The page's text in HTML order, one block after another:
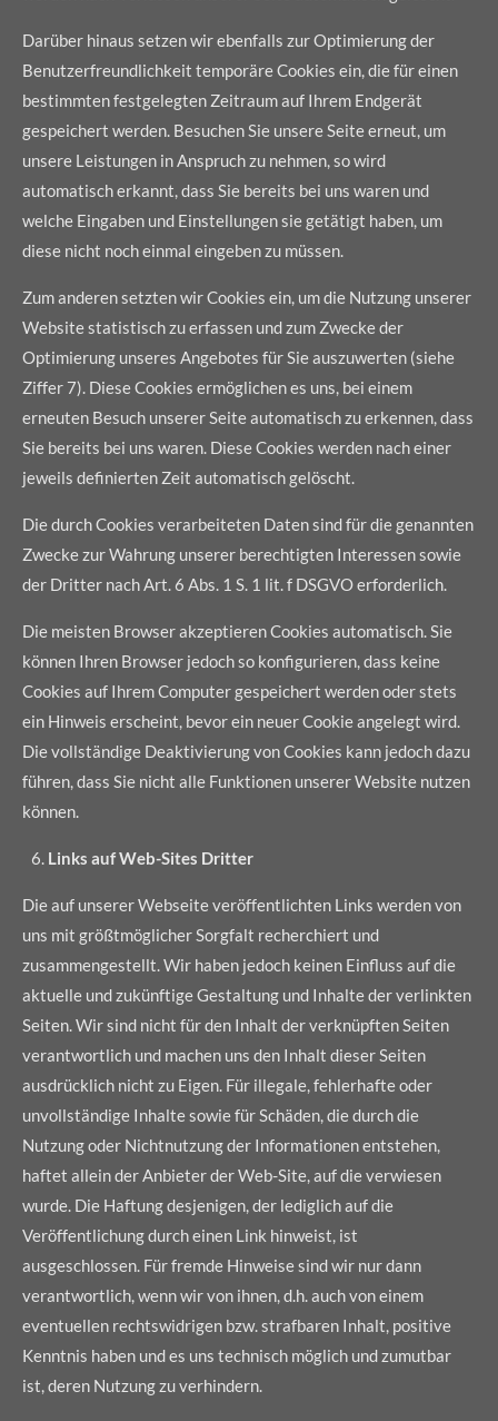
Darüber hinaus setzen wir ebenfalls zur Optimierung der
Benutzerfreundlichkeit temporäre Cookies ein, die für einen
bestimmten festgelegten Zeitraum auf Ihrem Endgerät
gespeichert werden. Besuchen Sie unsere Seite erneut, um
unsere Leistungen in Anspruch zu nehmen, so wird
automatisch erkannt, dass Sie bereits bei uns waren und
welche Eingaben und Einstellungen sie getätigt haben, um
diese nicht noch einmal eingeben zu müssen.
Zum anderen setzten wir Cookies ein, um die Nutzung unserer
Website statistisch zu erfassen und zum Zwecke der
Optimierung unseres Angebotes für Sie auszuwerten (siehe
Ziffer 7). Diese Cookies ermöglichen es uns, bei einem
erneuten Besuch unserer Seite automatisch zu erkennen, dass
Sie bereits bei uns waren. Diese Cookies werden nach einer
jeweils definierten Zeit automatisch gelöscht.
Die durch Cookies verarbeiteten Daten sind für die genannten
Zwecke zur Wahrung unserer berechtigten Interessen sowie
der Dritter nach Art. 6 Abs. 1 S. 1 lit. f DSGVO erforderlich.
Die meisten Browser akzeptieren Cookies automatisch. Sie
können Ihren Browser jedoch so konfigurieren, dass keine
Cookies auf Ihrem Computer gespeichert werden oder stets
ein Hinweis erscheint, bevor ein neuer Cookie angelegt wird.
Die vollständige Deaktivierung von Cookies kann jedoch dazu
führen, dass Sie nicht alle Funktionen unserer Website nutzen
können.
Links auf Web-Sites Dritter
Die auf unserer Webseite veröffentlichten Links werden von
uns mit größtmöglicher Sorgfalt recherchiert und
zusammengestellt. Wir haben jedoch keinen Einfluss auf die
aktuelle und zukünftige Gestaltung und Inhalte der verlinkten
Seiten. Wir sind nicht für den Inhalt der verknüpften Seiten
verantwortlich und machen uns den Inhalt dieser Seiten
ausdrücklich nicht zu Eigen. Für illegale, fehlerhafte oder
unvollständige Inhalte sowie für Schäden, die durch die
Nutzung oder Nichtnutzung der Informationen entstehen,
haftet allein der Anbieter der Web-Site, auf die verwiesen
wurde. Die Haftung desjenigen, der lediglich auf die
Veröffentlichung durch einen Link hinweist, ist
ausgeschlossen. Für fremde Hinweise sind wir nur dann
verantwortlich, wenn wir von ihnen, d.h. auch von einem
eventuellen rechtswidrigen bzw. strafbaren Inhalt, positive
Kenntnis haben und es uns technisch möglich und zumutbar
ist, deren Nutzung zu verhindern.